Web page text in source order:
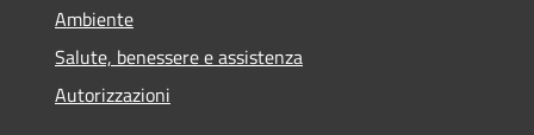
Ambiente
Salute, benessere e assistenza
Autorizzazioni